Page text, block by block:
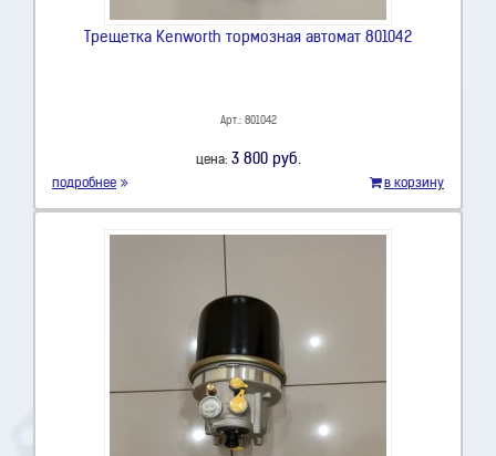
Трещетка Kenworth тормозная автомат 801042
Арт.: 801042
цена: 3 800 руб.
подробнее в корзину